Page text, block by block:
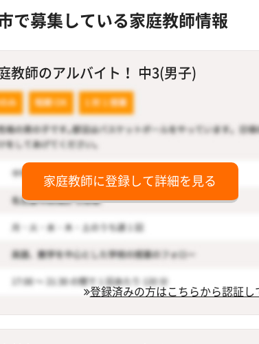
で募集している家庭教師情報
教師のアルバイト！ 中3(男子)
家庭教師に登録して詳細を見る
登録済みの方はこちらから認証し